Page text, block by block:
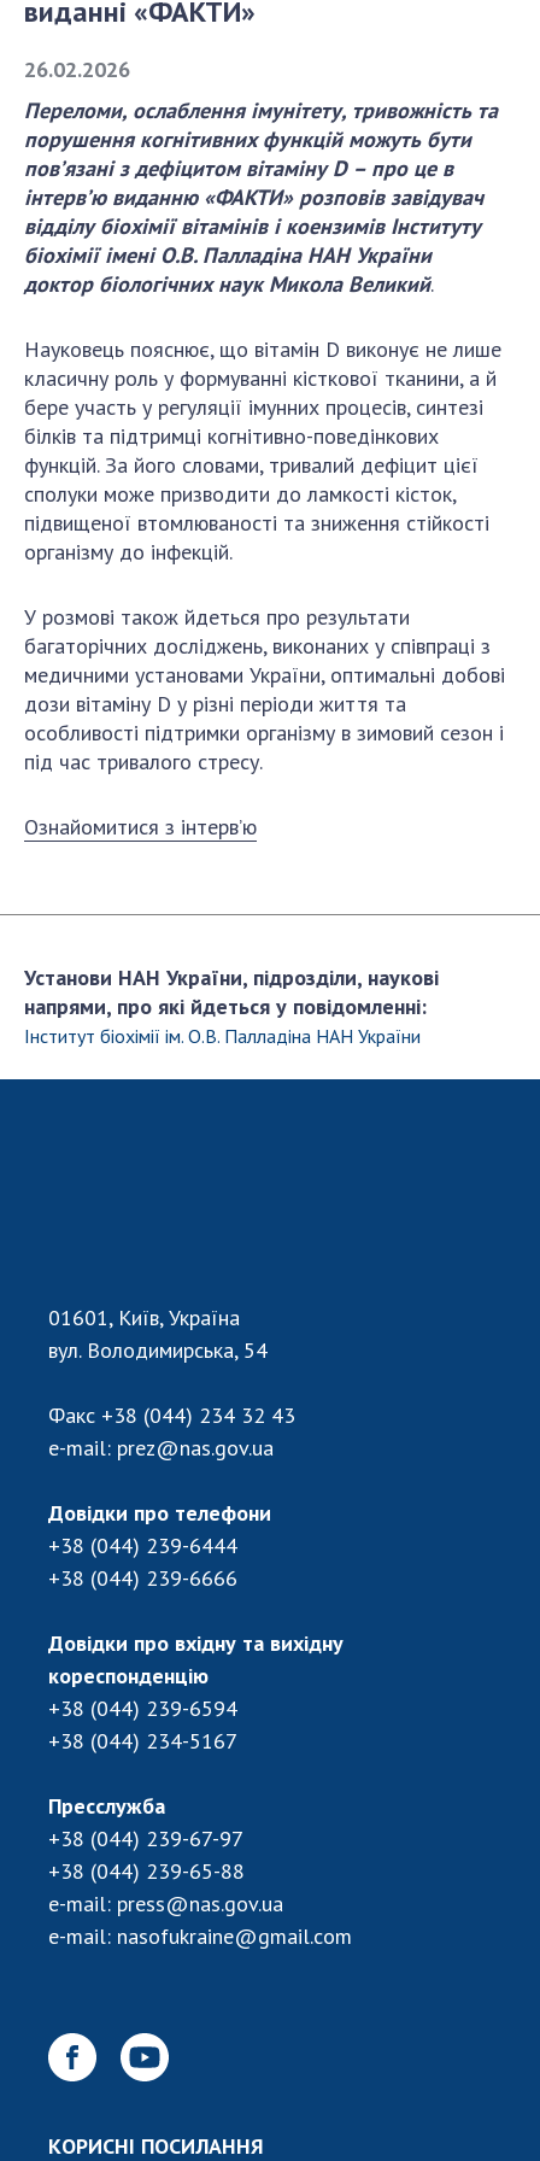
СТРУКТУРА
Президія НАН України
Апарат Президії
Секція фізико-технічних і математичних
наук
Секція хімічних і біологічних наук
Секція суспільних і гуманітарних наук
Установи при Президії
Ради, комітети та комісії
Наукові центри МОН та НАН України
Громадські організації
ДІЯЛЬНІСТЬ
Засідання Президії НАН України
Сесії Загальних зборів НАН України
Річні звіти НАН України
Річні фінансові звіти НАН України
Наукові публікації та видавнича діяльність
трансфер технологій в наукових установах
Оцінювання ефективності діяльності
наукових установ
Конкурси наукових досліджень НАН України
Відкрита наука в НАН України
Міжнародні угоди
Міжнародні програми та конкурси
ДОКУМЕНТИ
Державний бюджет НАН України
Вибори до складу НАН України
Бланки документів
ЗАСІДАННЯ ПРЕЗИДІЇ НАН УКРАЇНИ
НАУКОВІ ВИДАННЯ
АКАДЕМІЯ КОМЕНТУЄ
КОНТАКТИ
ПРОФСПІЛКА НАН УКРАЇНИ
виданні «ФАКТИ»
26.02.2026
Переломи, ослаблення імунітету, тривожність та
порушення когнітивних функцій можуть бути
пов’язані з дефіцитом вітаміну D – про це в
інтерв’ю виданню «ФАКТИ» розповів завідувач
відділу біохімії вітамінів і коензимів Інституту
біохімії імені О.В. Палладіна НАН України
доктор біологічних наук Микола Великий.
Науковець пояснює, що вітамін D виконує не лише
класичну роль у формуванні кісткової тканини, а й
бере участь у регуляції імунних процесів, синтезі
білків та підтримці когнітивно-поведінкових
функцій. За його словами, тривалий дефіцит цієї
сполуки може призводити до ламкості кісток,
підвищеної втомлюваності та зниження стійкості
організму до інфекцій.
У розмові також йдеться про результати
багаторічних досліджень, виконаних у співпраці з
медичними установами України, оптимальні добові
дози вітаміну D у різні періоди життя та
особливості підтримки організму в зимовий сезон і
під час тривалого стресу.
Ознайомитися з інтерв’ю
Установи НАН України, підрозділи, наукові
напрями, про які йдеться у повідомленні:
Інститут біохімії ім. О.В. Палладіна НАН України
01601, Київ, Україна
вул. Володимирська, 54
Факс +38 (044) 234 32 43
e-mail: prez@nas.gov.ua
Довідки про телефони
+38 (044) 239-6444
+38 (044) 239-6666
Довідки про вхідну та вихідну
кореспонденцію
+38 (044) 239-6594
+38 (044) 234-5167
Пресслужба
+38 (044) 239-67-97
+38 (044) 239-65-88
e-mail: press@nas.gov.ua
e-mail: nasofukraine@gmail.com
КОРИСНІ ПОСИЛАННЯ